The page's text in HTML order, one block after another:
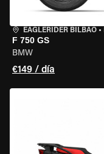
EAGLERIDER BILBAO •
F 750 GS
BMW
€149 / día